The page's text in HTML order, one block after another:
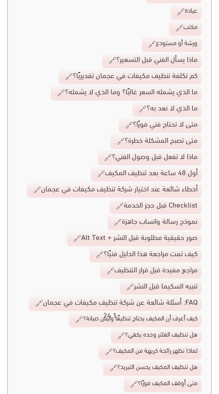
عيادة
مكتب
ورشة أو مستودع
ماذا يسأل الفني قبل التسعير؟
كم تكلفة تنظيف مكيفات في عجمان تقديريًا؟
ما الذي يشمله السعر غالبًا؟ وما الذي لا يشمله؟
ما الذي لا نعد به؟
متى لا تحتاج فني فورًا؟
متى تصبح المشكلة خطرة؟
ماذا لا تفعل قبل وصول الفني؟
أول 48 ساعة بعد تنظيف المكيف
أخطاء شائعة عند اختيار شركة تنظيف مكيفات في عجمان
Checklist قبل حجز الخدمة
نموذج رسالة واتساب جاهزة
صور حقيقية مطلوبة قبل النشر + Alt Text
كيف تمت مراجعة هذا الدليل فنيًا؟
مراجع مفيدة قبل قرار التنظيف
تنبيه السكيما قبل النشر
FAQ: أسئلة شائعة عن شركة تنظيف مكيفات في عجمان
كيف أعرف أن المكيف يحتاج تنظيفًا وليس صيانة؟
هل تنظيف الفلتر وحده يكفي؟
لماذا تظهر رائحة كريهة من المكيف؟
هل تنظيف المكيف يحسن التبريد؟
متى أوقف المكيف فورًا؟